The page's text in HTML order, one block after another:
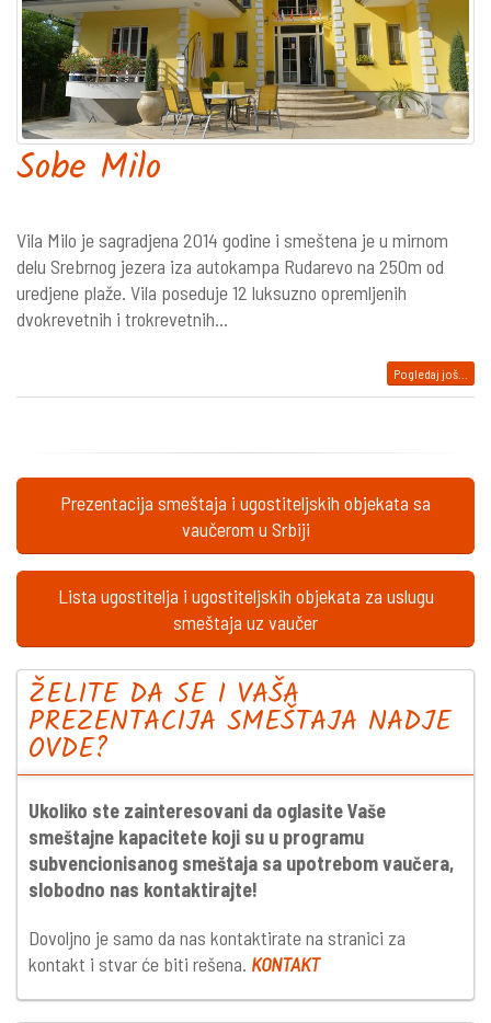
Sobe Milo
Vila Milo je sagradjena 2014 godine i smeštena je u mirnom
delu Srebrnog jezera iza autokampa Rudarevo na 250m od
uredjene plaže. Vila poseduje 12 luksuzno opremljenih
dvokrevetnih i trokrevetnih...
Pogledaj još...
Prezentacija smeštaja i ugostiteljskih objekata sa
vaučerom u Srbiji
Lista ugostitelja i ugostiteljskih objekata za uslugu
smeštaja uz vaučer
ŽELITE DA SE I VAŠA
PREZENTACIJA SMEŠTAJA NADJE
OVDE?
Ukoliko ste zainteresovani da oglasite Vaše
smeštajne kapacitete koji su u programu
subvencionisanog smeštaja sa upotrebom vaučera,
slobodno nas kontaktirajte!
Dovoljno je samo da nas kontaktirate na stranici za
kontakt i stvar će biti rešena. KONTAKT